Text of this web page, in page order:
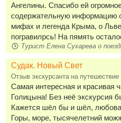
Ангелины. Спасибо ей
содержательную информацию
мифах и легенда Крыма, о
погравилрсь! На пямять
Турист Елена Сухарева о
Судак. Новый Свет
Отзыв экскурсанта на
Самая интересная и красивая
Голицына! Без неё экскурсия
Кажется шёл бы и шёл,
Горы, море, тысячелетний